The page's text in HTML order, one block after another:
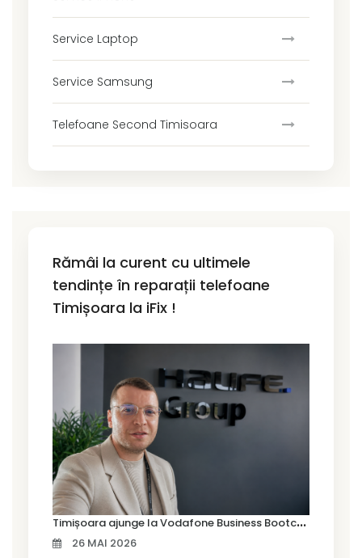
Service Laptop
Service Samsung
Telefoane Second Timisoara
Rămâi la curent cu ultimele
tendințe în reparații telefoane
Timișoara la iFix !
T
imișoara ajunge la Vodafone Business Bootcamp prin Marius Cermian de la Armour România
26 MAI 2026